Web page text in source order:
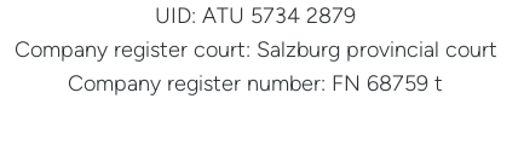
UID: ATU 5734 2879
Company register court: Salzburg provincial court
Company register number: FN 68759 t